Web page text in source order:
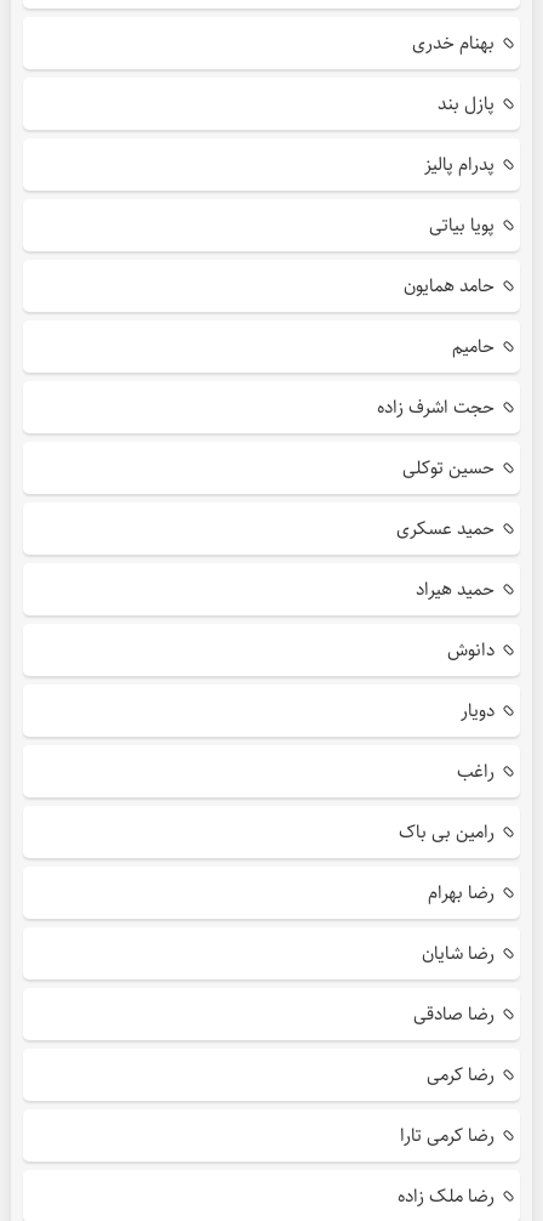
بهنام خدری
پازل بند
پدرام پالیز
پویا بیاتی
حامد همایون
حامیم
حجت اشرف زاده
حسین توکلی
حمید عسکری
حمید هیراد
دانوش
دویار
راغب
رامین بی باک
رضا بهرام
رضا شایان
رضا صادقی
رضا کرمی
رضا کرمی تارا
رضا ملک زاده